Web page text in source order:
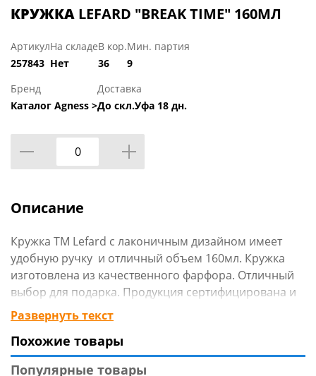
КРУЖКА LEFARD "BREAK TIME" 160МЛ
Артикул
257843
На складе
Нет
В кор.
36
Мин. партия
9
Бренд
Каталог Agness >
Доставка
До скл.Уфа 18 дн.
Описание
Кружка TM Lefard с лаконичным дизайном имеет
удобную ручку и отличный объем 160мл. Кружка
изготовлена из качественного фарфора. Отличный
выбор для подарка. Продукция сертифицирована и
безопасна для контакта с пищевыми продуктами.
Развернуть текст
Похожие товары
Популярные товары